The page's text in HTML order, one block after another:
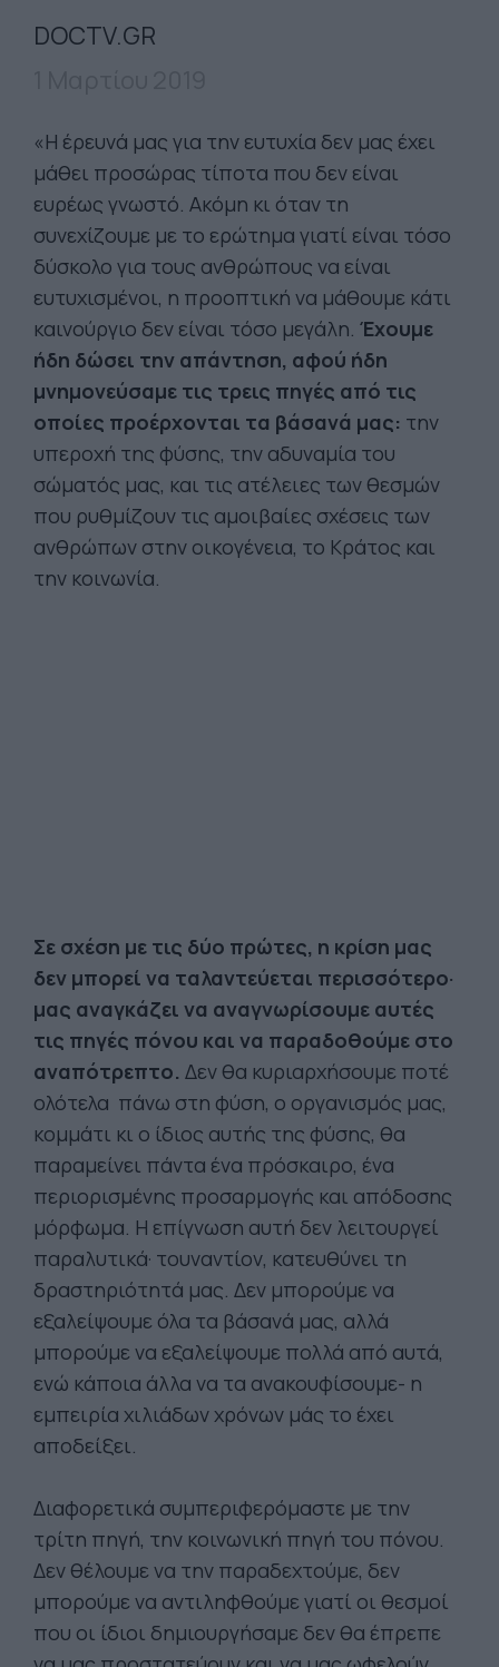
DOCTV.GR
«Η έρευνά μας για την ευτυχία δεν μας έχει
μάθει προσώρας τίποτα που δεν είναι
ευρέως γνωστό. Ακόμη κι όταν τη
συνεχίζουμε με το ερώτημα γιατί είναι τόσο
δύσκολο για τους ανθρώπους να είναι
ευτυχισμένοι, η προοπτική να μάθουμε κάτι
καινούργιο δεν είναι τόσο μεγάλη. Έχουμε
ήδη δώσει την απάντηση, αφού ήδη
μνημονεύσαμε τις τρεις πηγές από τις
οποίες προέρχονται τα βάσανά μας: την
υπεροχή της φύσης, την αδυναμία του
σώματός μας, και τις ατέλειες των θεσμών
που ρυθμίζουν τις αμοιβαίες σχέσεις των
ανθρώπων στην οικογένεια, το Κράτος και
την κοινωνία.
Σε σχέση με τις δύο πρώτες, η κρίση μας
δεν μπορεί να ταλαντεύεται περισσότερο·
μας αναγκάζει να αναγνωρίσουμε αυτές
τις πηγές πόνου και να παραδοθούμε στο
αναπότρεπτο. Δεν θα κυριαρχήσουμε ποτέ
ολότελα πάνω στη φύση, ο οργανισμός μας,
κομμάτι κι ο ίδιος αυτής της φύσης, θα
παραμείνει πάντα ένα πρόσκαιρο, ένα
περιορισμένης προσαρμογής και απόδοσης
μόρφωμα. Η επίγνωση αυτή δεν λειτουργεί
παραλυτικά· τουναντίον, κατευθύνει τη
δραστηριότητά μας. Δεν μπορούμε να
εξαλείψουμε όλα τα βάσανά μας, αλλά
μπορούμε να εξαλείψουμε πολλά από αυτά,
ενώ κάποια άλλα να τα ανακουφίσουμε- η
εμπειρία χιλιάδων χρόνων μάς το έχει
αποδείξει.
Διαφορετικά συμπεριφερόμαστε με την
τρίτη πηγή, την κοινωνική πηγή του πόνου.
Δεν θέλουμε να την παραδεχτούμε, δεν
μπορούμε να αντιληφθούμε γιατί οι θεσμοί
που οι ίδιοι δημιουργήσαμε δεν θα έπρεπε